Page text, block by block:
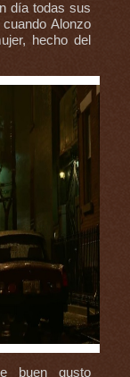
día todas sus
Alonzo
hecho del
buen gusto